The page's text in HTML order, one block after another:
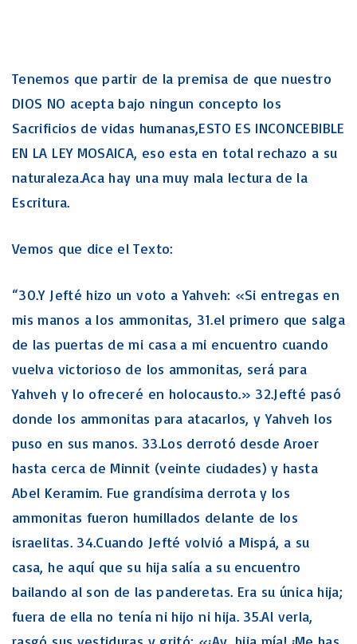
Tenemos que partir de la premisa de que nuestro
DIOS NO acepta bajo ningun concepto los
Sacrificios de vidas humanas,ESTO ES INCONCEBIBLE
EN LA LEY MOSAICA, eso esta en total rechazo a su
naturaleza.Aca hay una muy mala lectura de la
Escritura.
Vemos que dice el Texto:
“30.Y Jefté hizo un voto a Yahveh: «Si entregas en
mis manos a los ammonitas, 31.el primero que salga
de las puertas de mi casa a mi encuentro cuando
vuelva victorioso de los ammonitas, será para
Yahveh y lo ofreceré en holocausto.» 32.Jefté pasó
donde los ammonitas para atacarlos, y Yahveh los
puso en sus manos. 33.Los derrotó desde Aroer
hasta cerca de Minnit (veinte ciudades) y hasta
Abel Keramim. Fue grandísima derrota y los
ammonitas fueron humillados delante de los
israelitas. 34.Cuando Jefté volvió a Mispá, a su
casa, he aquí que su hija salía a su encuentro
bailando al son de las panderetas. Era su única hija;
fuera de ella no tenía ni hijo ni hija. 35.Al verla,